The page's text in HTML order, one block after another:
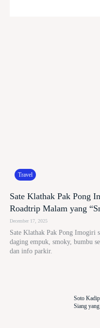
Travel
Sate Klathak Pak Pong
Roadtrip Malam yang
December 17, 2025
Sate Klathak Pak Pong Imogiri
daging empuk, smoky, bumbu
dan info parkir.
Soto
Siang